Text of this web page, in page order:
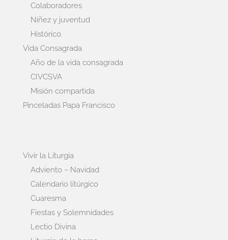
Colaboradores
Niñez y juventud
Histórico
Vida Consagrada
Año de la vida consagrada
CIVCSVA
Misión compartida
Pinceladas Papa Francisco
Vivir la Liturgia
Adviento – Navidad
Calendario litúrgico
Cuaresma
Fiestas y Solemnidades
Lectio Divina